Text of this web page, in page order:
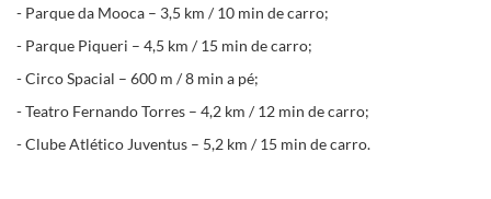
- Parque da Mooca – 3,5 km / 10 min de carro;
- Parque Piqueri – 4,5 km / 15 min de carro;
- Circo Spacial – 600 m / 8 min a pé;
- Teatro Fernando Torres – 4,2 km / 12 min de carro;
- Clube Atlético Juventus – 5,2 km / 15 min de carro.